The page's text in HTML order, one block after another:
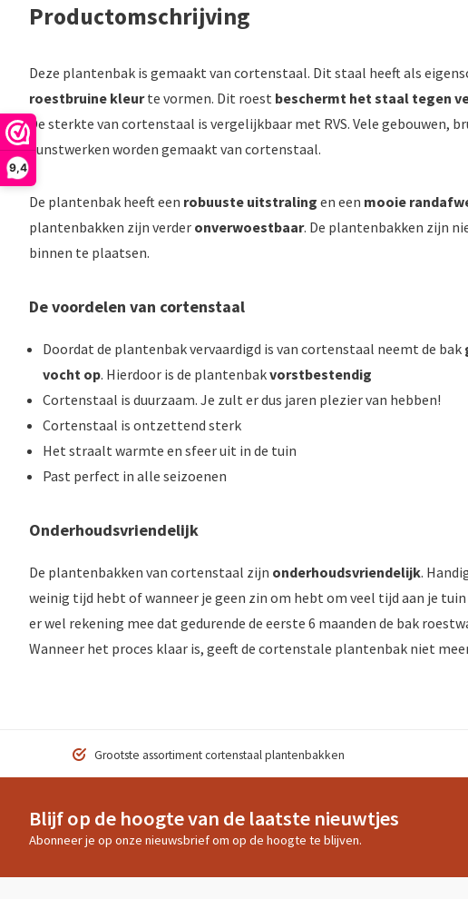
9,4
Productomschrijving
Deze plantenbak is gemaakt van cortenstaal. Dit staal heeft als
roestbruine kleurte vormen. Dit roest beschermt het staal tegen
De sterkte van cortenstaal is vergelijkbaar met RVS. Vele gebouwen,
kunstwerken worden gemaakt van cortenstaal.
De plantenbak heeft een robuuste uitstraling en een mooie
plantenbakken zijn verder onverwoestbaar. De plantenbakken zijn
binnen te plaatsen.
De voordelen van cortenstaal
Doordat de plantenbak vervaardigd is van cortenstaal neemt de bak
vocht op. Hierdoor is de plantenbakvorstbestendig
Cortenstaal is duurzaam. Je zult er dus jaren plezier van hebben!
Cortenstaal is ontzettend sterk
Het straalt warmte en sfeer uit in de tuin
Past perfect in alle seizoenen
Onderhoudsvriendelijk
De plantenbakken van cortenstaal zijn onderhoudsvriendelijk.
weinig tijd hebt of wanneer je geen zin om hebt om veel tijd aan je
er wel rekening mee dat gedurende de eerste 6 maanden de bak
Wanneer het proces klaar is, geeft de cortenstale plantenbak niet
Grootste assortiment cortenstaal plantenbakken
Blijf op de hoogte van de laatste nieuwtjes
Abonneer je op onze nieuwsbrief om op de hoogte te blijven.